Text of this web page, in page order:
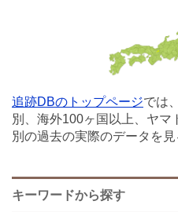
追跡DBのトップページでは
別、海外100ヶ国以上、ヤマ
別の過去の実際のデータを見
キーワードから探す